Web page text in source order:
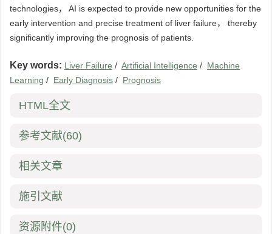
technologies， AI is expected to provide new opportunities for the
early intervention and precise treatment of liver failure， thereby
significantly improving the prognosis of patients.
Key words: Liver Failure / Artificial Intelligence / Machine
Learning / Early Diagnosis / Prognosis
HTML全文
参考文献(60)
相关文章
施引文献
资源附件(0)